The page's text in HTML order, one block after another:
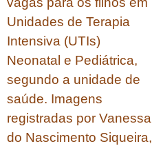
Unidades de Terapia
Intensiva (UTIs)
Neonatal e Pediátrica,
segundo a unidade de
saúde. Imagens
registradas por Vanessa
do Nascimento Siqueira,